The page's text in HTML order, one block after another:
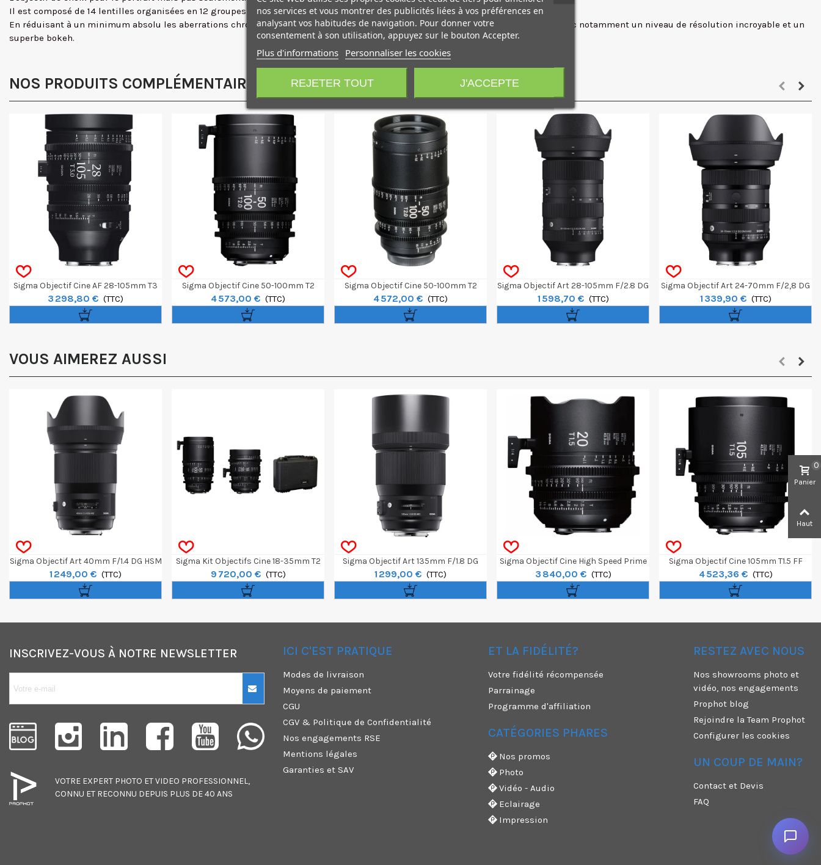
Il est composé de 14 lentilles organisées en 12 groupes, une formule qui lui permet d'atteindre le plus haut niveau de résolution.
En réduisant à un minimum absolu les aberrations chromatiques, cet objectif repousse les limites en matière de performance, avec notamment un niveau de résolution incroyable et un
superbe bokeh.
NOS PRODUITS COMPLÉMENTAIRES
Sigma Objectif Cine AF 28-105mm T3
Feet - Sony E
3 298,80 € (TTC)
Sigma Objectif Cine 50-100mm T2
F/CE Monture Canon EF - Feet
4 573,00 € (TTC)
Sigma Objectif Cine 50-100mm T2
F/CE Monture Canon EF - Feet
4 572,00 € (TTC)
Sigma Objectif Art 28-105mm F/2.8 DG
DN - Sony E
1 598,70 € (TTC)
Sigma Objectif Art 24-70mm F/2,8 DG
DN II - Sony E
1 339,90 € (TTC)
VOUS AIMEREZ AUSSI
Sigma Objectif Art 40mm F/1.4 DG HSM
- Canon
1 249,00 € (TTC)
Sigma Kit Objectifs Cine 18-35mm T2
Et 50-100mm T2 F/CE Feet Canon EF
9 720,00 € (TTC)
Sigma Objectif Art 135mm F/1.8 DG
HSM - Canon
1 299,00 € (TTC)
Sigma Objectif Cine High Speed Prime
20mm T1.5 FF Canon EF - Feet
3 840,00 € (TTC)
Sigma Objectif Cine 105mm T1.5 FF
High-Speed Prime Canon EF - Feet
4 523,36 € (TTC)
INSCRIVEZ-VOUS À NOTRE NEWSLETTER
VOTRE EXPERT PHOTO ETVIDEO PROFESSIONNEL,
CONNU ET RECONNU DEPUIS PLUS DE 40 ANS
ICI C'EST PRATIQUE
Modes de livraison
Moyens de paiement
CGU
CGV & Politique de Confidentialité
Nos engagements RSE
Mentions légales
Garanties et SAV
ET LA FIDÉLITÉ?
Votre fidélité récompensée
Parrainage
Programme d'affiliation
CATÉGORIES PHARES
Nos promos
Photo
Vidéo - Audio
Eclairage
Impression
RESTEZ AVEC NOUS
Nos showrooms photo et
vidéo, nos engagements
Prophot blog
Rejoindre la Team Prophot
Configurer les cookies
UN COUP DE MAIN?
Contact et Devis
FAQ
nos services et vous montrer des publicités liées à vos préférences en
analysant vos habitudes de navigation. Pour donner votre
consentement à son utilisation, appuyez sur le bouton Accepter.
Plus d'informations Personnaliser les cookies
REJETER TOUT J'ACCEPTE
Panier
0
Haut
10€ OFFERTS sur
votre premier
achat !
Consultez notre politique de
confidentialité.